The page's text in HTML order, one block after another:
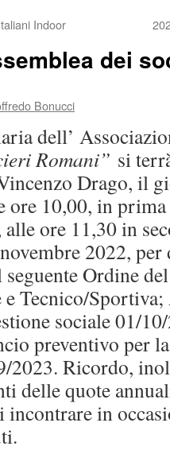
Indoor
dei
Bonucci
dell’
Romani” si
Drago, il
ore 10,00, in
ore 11,30 in
2022, per
Ordine
Tecnico/
sociale 01/
preventivo per
2023. Ricordo,
delle quote
in